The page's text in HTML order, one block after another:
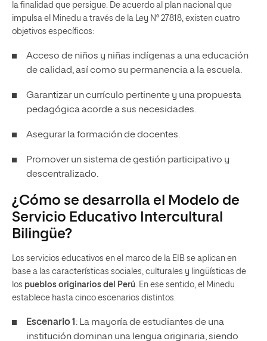
la finalidad que persigue. De acuerdo al plan nacional que
impulsa el Minedu a través de la Ley N° 27818, existen cuatro
objetivos específicos:
Acceso de niños y niñas indígenas a una educación
de calidad, así como su permanencia a la escuela.
Garantizar un currículo pertinente y una propuesta
pedagógica acorde a sus necesidades.
Asegurar la formación de docentes.
Promover un sistema de gestión participativo y
descentralizado.
¿Cómo se desarrolla el Modelo de
Servicio Educativo Intercultural
Bilingüe?
Los servicios educativos en el marco de la EIB se aplican en
base a las características sociales, culturales y lingüísticas de
los pueblos originarios del Perú . En ese sentido, el Minedu
establece hasta cinco escenarios distintos.
Escenario 1 : La mayoría de estudiantes de una
institución dominan una lengua originaria, siendo